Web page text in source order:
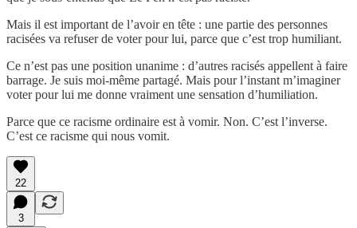
Mais il est important de l’avoir en tête : une partie des personnes
racisées va refuser de voter pour lui, parce que c’est trop humiliant.
Ce n’est pas une position unanime : d’autres racisés appellent à faire
barrage. Je suis moi-même partagé. Mais pour l’instant m’imaginer
voter pour lui me donne vraiment une sensation d’humiliation.
Parce que ce racisme ordinaire est à vomir. Non. C’est l’inverse.
C’est ce racisme qui nous vomit.
22
3